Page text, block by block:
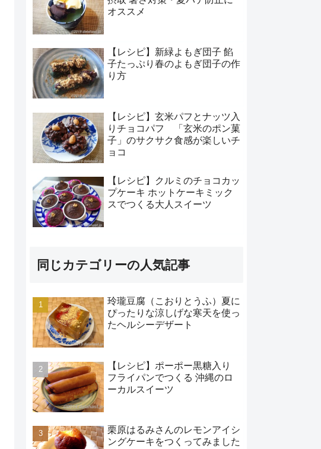
オススメ
【レシピ】新緑よもぎ団子 餡
子たっぷり春のよもぎ団子の作
り方
【レシピ】玄米パフとナッツ入
りチョコパフ 「玄米のポン菓
子」のサクサク食感が楽しいチ
ョコ
【レシピ】クルミのチョコカッ
プケーキ ホットケーキミック
スでつくる大人スイーツ
同じカテゴリーの人気記事
玲瓏豆腐（こおりとうふ）夏に
ぴったりな涼しげな寒天を使っ
たヘルシーデザート
【レシピ】ポーポー黒糖入り
フライパンでつくる 沖縄のロ
ーカルスイーツ
栗原はるみさんのレモンアイシ
ングケーキをつくってみました